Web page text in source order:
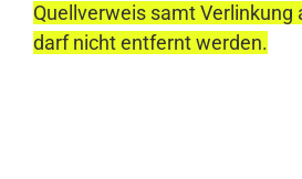
Quellverweis samt Verlinkung
darf nicht entfernt werden.